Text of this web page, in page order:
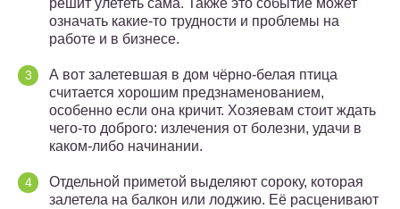
решит улететь сама. Также это событие может
означать какие-то трудности и проблемы на
работе и в бизнесе.
А вот залетевшая в дом чёрно-белая птица
считается хорошим предзнаменованием,
особенно если она кричит. Хозяевам стоит ждать
чего-то доброго: излечения от болезни, удачи в
каком-либо начинании.
Отдельной приметой выделяют сороку, которая
залетела на балкон или лоджию. Её расценивают